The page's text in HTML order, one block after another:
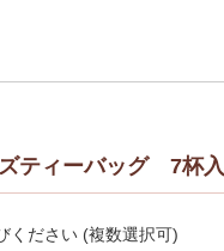
ティーバッグ 7杯入
ください (複数選択可)